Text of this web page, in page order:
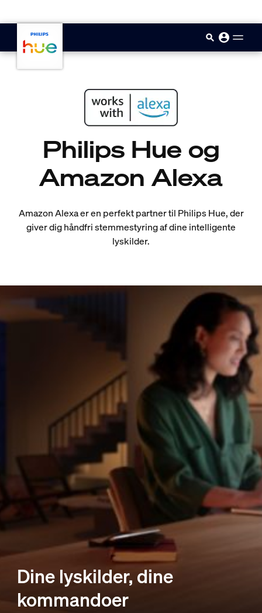
Philips Hue og
Amazon Alexa
Amazon Alexa er en perfekt partner til Philips Hue, der
giver dig håndfri stemmestyring af dine intelligente
lyskilder.
Dine lyskilder, dine
kommandoer